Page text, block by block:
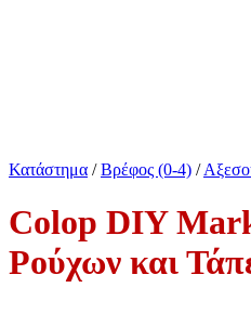
Κατάστημα / Βρέφος (0-4) /
Colop DIY
Ρούχων και